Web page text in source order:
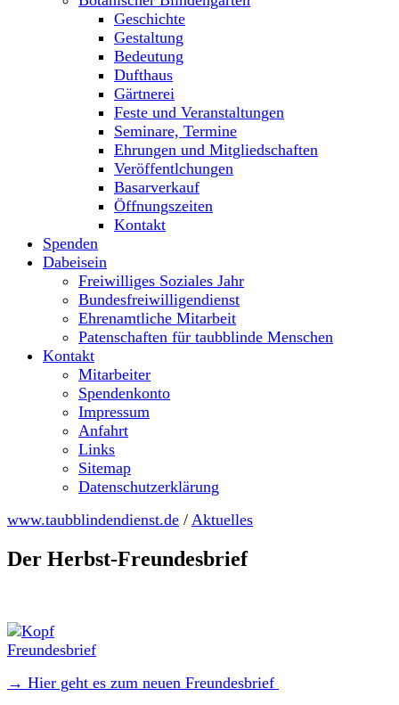
Geschichte
Gestaltung
Bedeutung
Dufthaus
Gärtnerei
Feste und Veranstaltungen
Seminare, Termine
Ehrungen und Mitgliedschaften
Veröffentlchungen
Basarverkauf
Öffnungszeiten
Kontakt
Spenden
Dabeisein
Freiwilliges Soziales Jahr
Bundesfreiwilligendienst
Ehrenamtliche Mitarbeit
Patenschaften für taubblinde Menschen
Kontakt
Mitarbeiter
Spendenkonto
Impressum
Anfahrt
Links
Sitemap
Datenschutzerklärung
www.taubblindendienst.de / Aktuelles
Der Herbst-Freundesbrief
→ Hier geht es zum neuen Freundesbrief